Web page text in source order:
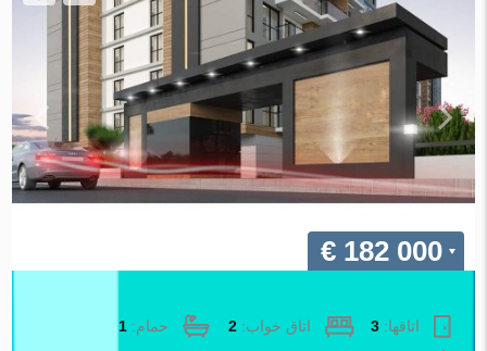
€ 182 000
اتاقها:3 اتاق خواب:2 حمام:1